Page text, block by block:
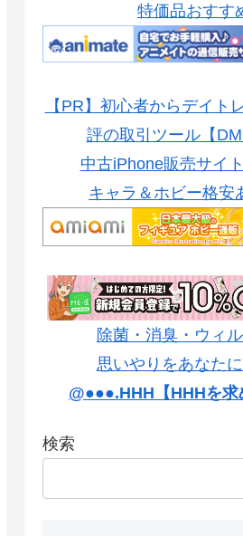
特価品おすす
【PR】初心者からデイト
評の取引ツール【
中古iPhone販売サイ
キャラ＆ホビー格安
除菌・消臭・ウィ
思いやりをあなたに
@●●●.HHH【HHHを求
検索